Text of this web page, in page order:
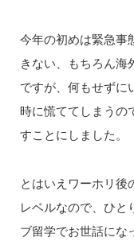
今年の初めは緊急事
きない、もちろん
ですが、何もせずに
時に慌ててしまうの
すことにしました。
とはいえワーホリ後
レベルなので、ひと
ブ留学でお世話にな